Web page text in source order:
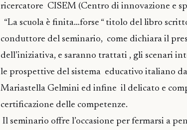
ricercatore CISEM (Centro di innovazione e
“La scuola è finita…forse “ titolo del libro
conduttore del seminario, come dichiara il
dell’iniziativa, e saranno trattati , gli scenari
le prospettive del sistema educativo italiano
Mariastella Gelmini ed infine il delicato e
certificazione delle competenze.
Il seminario offre l’occasione per fermarsi a